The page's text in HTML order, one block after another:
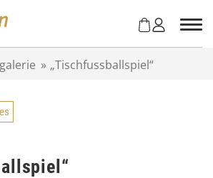
» „Tischfussballspiel“